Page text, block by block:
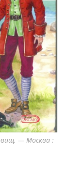
— Москва :